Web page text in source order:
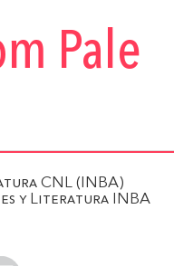
Pale
CNL (INBA)
y Literatura INBA